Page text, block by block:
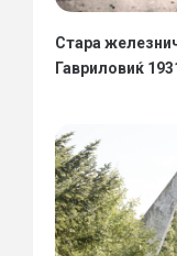
Стара
Гавриловиќ